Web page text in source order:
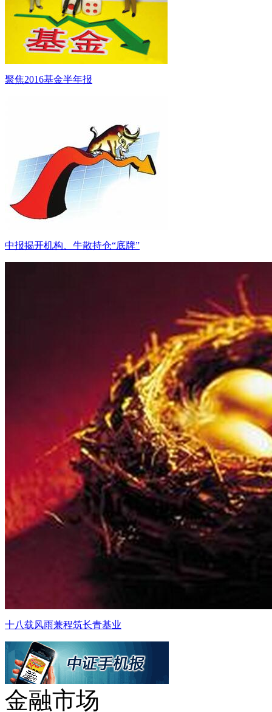
聚焦2016基金半年报
中报揭开机构、牛散持仓“底牌”
十八载风雨兼程筑长青基业
金融市场